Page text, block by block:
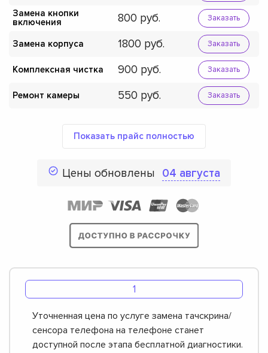
Замена кнопки
включения
800 Заказать
Замена корпуса 1800 Заказать
Комплексная чистка 900 Заказать
Ремонт камеры 550 Заказать
Показать прайс полностью
Цены обновлены 04 августа
Уточненная цена по услуге замена тачскрина/
сенсора телефона на телефоне станет
доступной после этапа бесплатной диагностики.